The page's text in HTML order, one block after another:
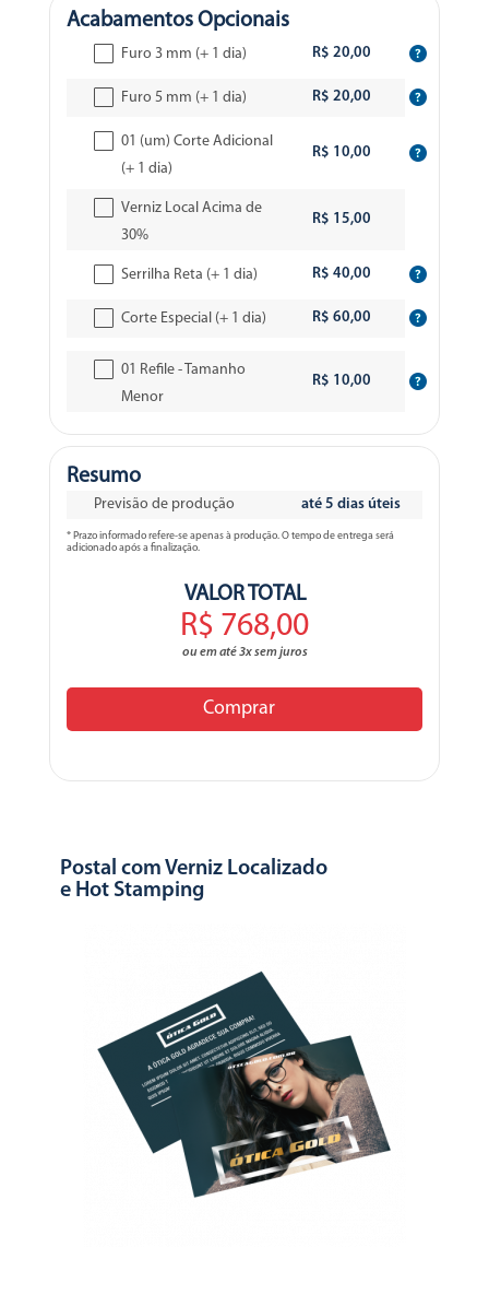
Acabamentos Opcionais
Furo 3 mm (+ 1 dia) R$ 20,00
Furo 5 mm (+ 1 dia) R$ 20,00
01 (um) Corte Adicional
(+ 1 dia)
R$ 10,00
Verniz Local Acima de
30%
R$ 15,00
Serrilha Reta (+ 1 dia) R$ 40,00
Corte Especial (+ 1 dia) R$ 60,00
01 Refile - Tamanho
Menor
R$ 10,00
Resumo
Previsão de produção até 5 dias úteis
* Prazo informado refere-se apenas à produção. O tempo de entrega será
adicionado após a finalização.
VALOR TOTAL
R$ 768,00
ou em até 3x sem juros
Comprar
Postal com Verniz Localizado
e Hot Stamping